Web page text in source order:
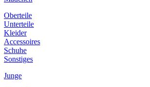
Oberteile
Unterteile
Kleider
Accessoires
Schuhe
Sonstiges
Junge